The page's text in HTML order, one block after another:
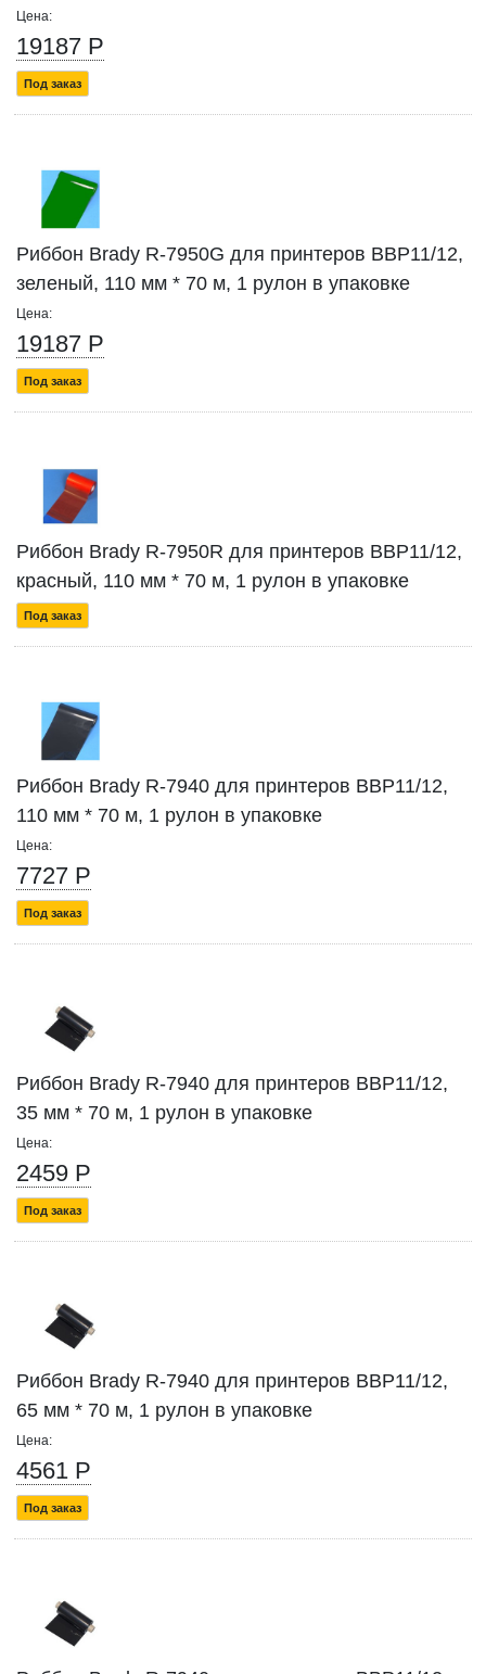
Цена:
19187 Р
Под заказ
Риббон Brady R-7950G для принтеров BBP11/12,
зеленый, 110 мм * 70 м, 1 рулон в упаковке
Цена:
19187 Р
Под заказ
Риббон Brady R-7950R для принтеров BBP11/12,
красный, 110 мм * 70 м, 1 рулон в упаковке
Под заказ
Риббон Brady R-7940 для принтеров BBP11/12,
110 мм * 70 м, 1 рулон в упаковке
Цена:
7727 Р
Под заказ
Риббон Brady R-7940 для принтеров BBP11/12,
35 мм * 70 м, 1 рулон в упаковке
Цена:
2459 Р
Под заказ
Риббон Brady R-7940 для принтеров BBP11/12,
65 мм * 70 м, 1 рулон в упаковке
Цена:
4561 Р
Под заказ